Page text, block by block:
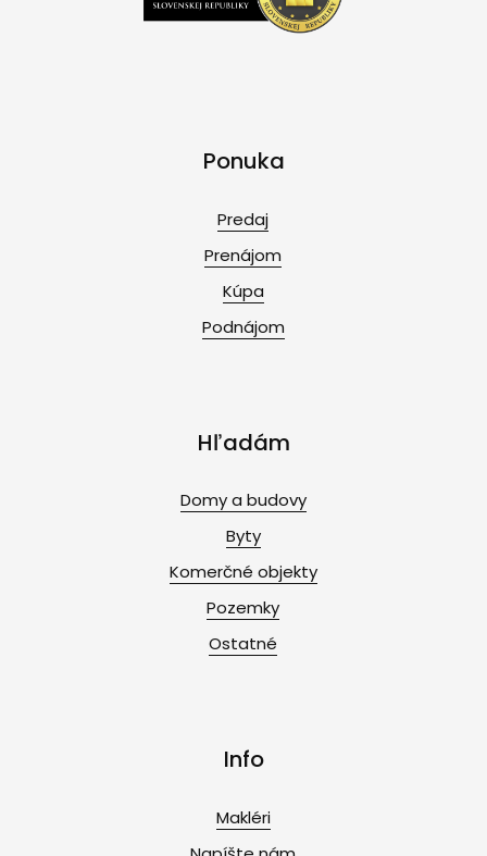
Ponuka
Predaj
Prenájom
Kúpa
Podnájom
Hľadám
Domy a budovy
Byty
Komerčné objekty
Pozemky
Ostatné
Info
Makléri